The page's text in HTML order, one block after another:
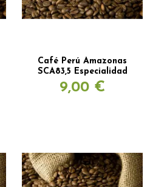
Café Perú Amazonas
SCA83,5 Especialidad
9,00 €